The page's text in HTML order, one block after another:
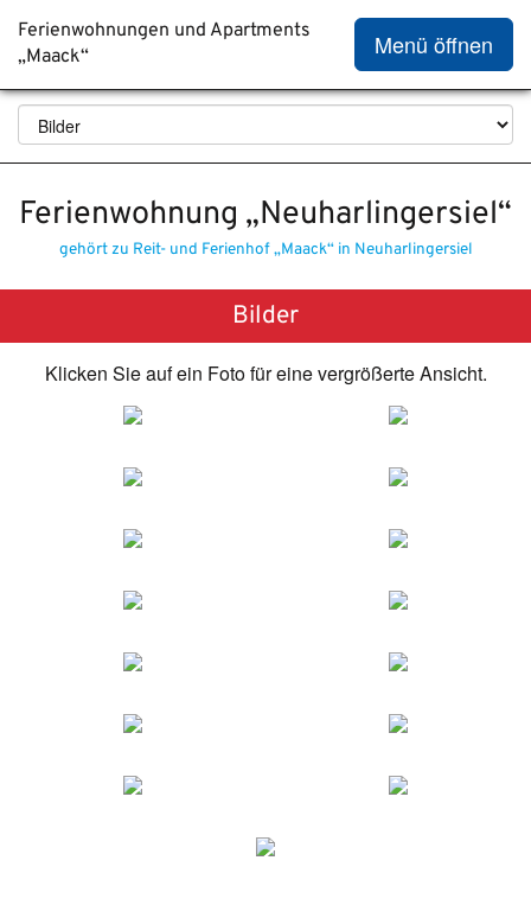
Menü öffnen
Ferienwohnungen und Apartments
„Maack“
Ferienwohnung „Neuharlingersiel“
gehört zu Reit- und Ferienhof „Maack“ in Neuharlingersiel
Bilder
Klicken Sie auf ein Foto für eine vergrößerte Ansicht.